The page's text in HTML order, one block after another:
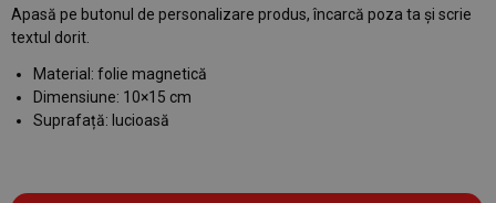
Apasă pe butonul de personalizare produs, încarcă poza ta și scrie
textul dorit.
Material: folie magnetică
Dimensiune: 10×15 cm
Suprafață: lucioasă